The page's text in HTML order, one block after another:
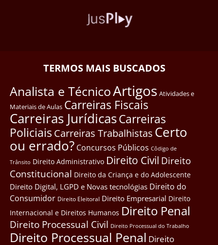
TERMOS MAIS BUSCADOS
Analista e TécnicoArtigos Atividades e
Materiais de Aulas Carreiras Fiscais
Carreiras JurídicasCarreiras
Policiais Carreiras Trabalhistas Certo
ou errado? Concursos Públicos Côdigo de
Trânsito Direito Administrativo Direito Civil Direito
Constitucional Direito da Criança e do Adolescente
Direito Digital, LGPD e Novas tecnológias Direito do
Consumidor Direito Eleitoral Direito Empresarial Direito
Internacional e Direitos Humanos Direito Penal
Direito Processual Civil Direito Processual do Trabalho
Direito Processual Penal Direito